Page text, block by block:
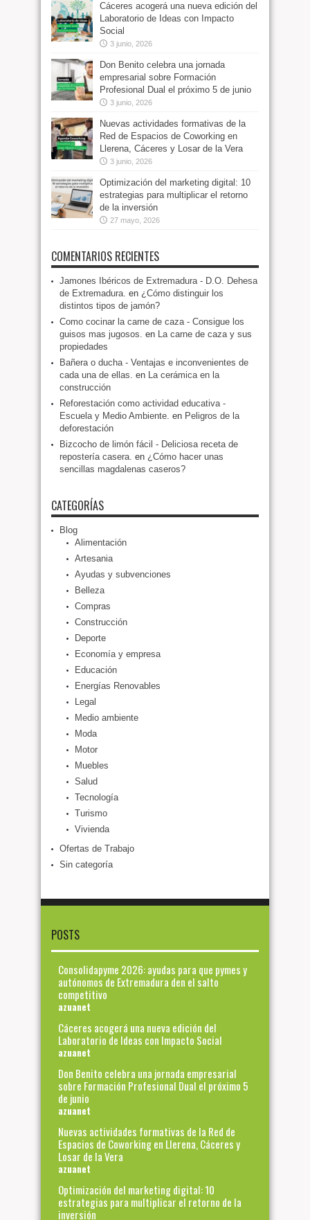
Cáceres acogerá una nueva edición del
Laboratorio de Ideas con Impacto
Social
3 junio, 2026
Don Benito celebra una jornada
empresarial sobre Formación
Profesional Dual el próximo 5 de junio
3 junio, 2026
Nuevas actividades formativas de la
Red de Espacios de Coworking en
Llerena, Cáceres y Losar de la Vera
3 junio, 2026
Optimización del marketing digital: 10
estrategias para multiplicar el retorno
de la inversión
27 mayo, 2026
COMENTARIOS RECIENTES
Jamones Ibéricos de Extremadura - D.O. Dehesa
de Extremadura. en ¿Cómo distinguir los
distintos tipos de jamón?
Como cocinar la carne de caza - Consigue los
guisos mas jugosos. en La carne de caza y sus
propiedades
Bañera o ducha - Ventajas e inconvenientes de
cada una de ellas. en La cerámica en la
construcción
Reforestación como actividad educativa -
Escuela y Medio Ambiente. en Peligros de la
deforestación
Bizcocho de limón fácil - Deliciosa receta de
repostería casera. en ¿Cómo hacer unas
sencillas magdalenas caseros?
CATEGORÍAS
Blog
Alimentación
Artesania
Ayudas y subvenciones
Belleza
Compras
Construcción
Deporte
Economía y empresa
Educación
Energías Renovables
Legal
Medio ambiente
Moda
Motor
Muebles
Salud
Tecnología
Turismo
Vivienda
Ofertas de Trabajo
Sin categoría
POSTS
Consolidapyme 2026: ayudas para que pymes y
autónomos de Extremadura den el salto
competitivo
azuanet
Cáceres acogerá una nueva edición del
Laboratorio de Ideas con Impacto Social
azuanet
Don Benito celebra una jornada empresarial
sobre Formación Profesional Dual el próximo 5
de junio
azuanet
Nuevas actividades formativas de la Red de
Espacios de Coworking en Llerena, Cáceres y
Losar de la Vera
azuanet
Optimización del marketing digital: 10
estrategias para multiplicar el retorno de la
inversión